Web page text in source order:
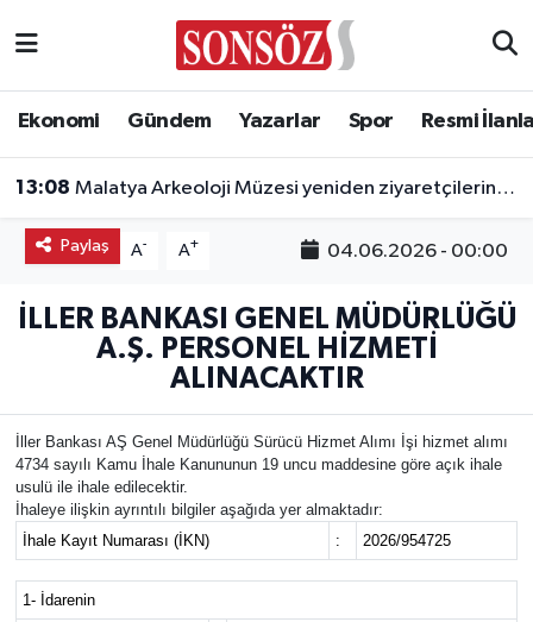
Ekonomi Gündem Yazarlar Spor Resmi
13:08 Malatya Arkeoloji Müzesi yeniden ziyaretçilerini ağırlayacak
Paylaş A- A+ 04.06.2026 - 00:00
İLLER BANKASI GENEL MÜDÜRLÜĞÜ
A.Ş. PERSONEL HİZMETİ
ALINACAKTIR
İller Bankası AŞ Genel Müdürlüğü Sürücü Hizmet Alımı İşi hizmet alımı
4734 sayılı Kamu İhale Kanununun 19 uncu maddesine göre açık ihale
usulü ile ihale edilecektir.
İhaleye ilişkin ayrıntılı bilgiler aşağıda yer almaktadır:
İhale Kayıt Numarası (İKN)
: 2026/954725
1- İdarenin
Asayiş
Çevre
Dünya
Eğitim
Ankara Nöbetçi Eczaneler
Süper Lig Puan Durumu ve Fikstür
Tüm Manşetler
Son Dakika Haberleri
Haber Arşivi